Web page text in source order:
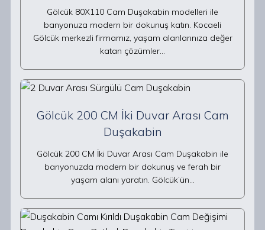
Gölcük 80X110 Cam Duşakabin modelleri ile
banyonuza modern bir dokunuş katın. Kocaeli
Gölcük merkezli firmamız, yaşam alanlarınıza değer
katan çözümler…
Gölcük 200 CM İki Duvar Arası Cam
Duşakabin
Gölcük 200 CM İki Duvar Arası Cam Duşakabin ile
banyonuzda modern bir dokunuş ve ferah bir
yaşam alanı yaratın. Gölcük’ün…